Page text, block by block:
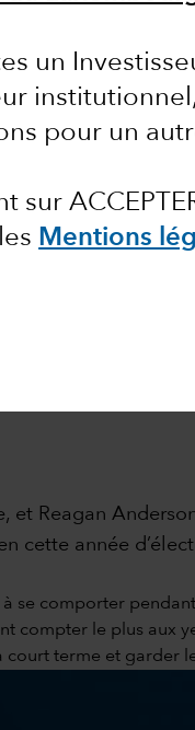
un
pour un
sur
Mentions
et Reagan
cette année
se comporter
compter le plus aux
terme et garder